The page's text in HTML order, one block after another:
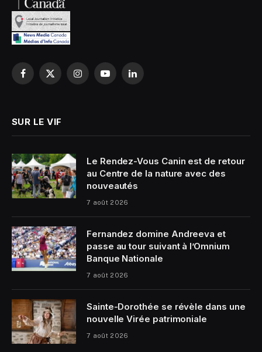
Facebook
X
InstagramYouTubeLinkedIn
SUR LE VIF
Le Rendez-Vous Canin est de retour
au Centre de la nature avec des
nouveautés
7 août 2026
Fernandez domine Andreeva et
passe au tour suivant à l’Omnium
Banque Nationale
7 août 2026
Sainte-Dorothée se révèle dans une
nouvelle Virée patrimoniale
7 août 2026